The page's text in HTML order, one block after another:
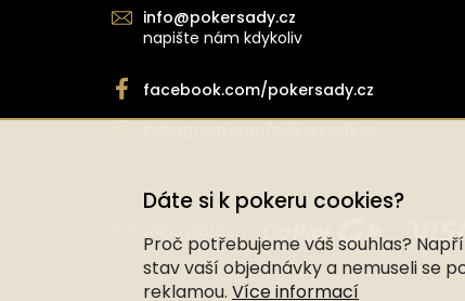
Dáte si k pokeru cookies?
Proč potřebujeme váš souhlas?
stav vaší objednávky a nemuseli se
reklamou. Více informací
info@pokersady.cz
napište nám kdykoliv
facebook.com/pokersady.cz